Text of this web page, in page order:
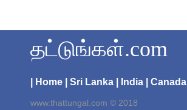
தட்டுங்கள்.com
| Home | Sri Lanka | India | Canada
www.thattungal.com © 2018